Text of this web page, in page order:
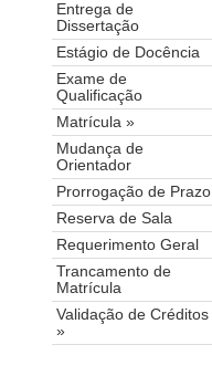
Entrega de
Dissertação
Estágio de Docência
Exame de
Qualificação
Matrícula »
Mudança de
Orientador
Prorrogação de Prazo
Reserva de Sala
Requerimento Geral
Trancamento de
Matrícula
Validação de Créditos
»